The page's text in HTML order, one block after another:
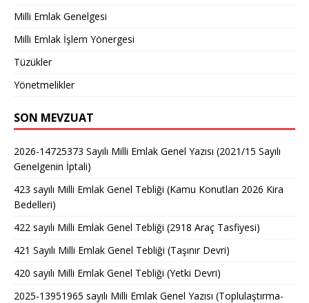
Milli Emlak Genelgesi
Milli Emlak İşlem Yönergesi
Tüzükler
Yönetmelikler
SON MEVZUAT
2026-14725373 Sayılı Milli Emlak Genel Yazısı (2021/15 Sayılı
Genelgenin İptali)
423 sayılı Milli Emlak Genel Tebliği (Kamu Konutları 2026 Kira
Bedelleri)
422 sayılı Milli Emlak Genel Tebliği (2918 Araç Tasfiyesi)
421 Sayılı Milli Emlak Genel Tebliği (Taşınır Devri)
420 sayılı Milli Emlak Genel Tebliği (Yetki Devri)
2025-13951965 sayılı Milli Emlak Genel Yazısı (Toplulaştırma-